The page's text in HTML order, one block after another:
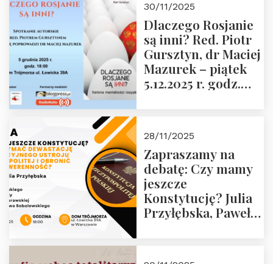
zwiedzanie
Muzeum Żołnierzy
Wyklętych i
Więźniów
Politycznych PRL o
godz. 16:00 – 19
30/11/2025
Dlaczego Rosjanie
są inni? Red. Piotr
Gursztyn, dr Maciej
Mazurek – piątek
5.12.2025 r. godz.
28/11/2025
Zapraszamy na
debatę: Czy mamy
jeszcze
Konstytucję? Julia
Przyłębska, Paweł